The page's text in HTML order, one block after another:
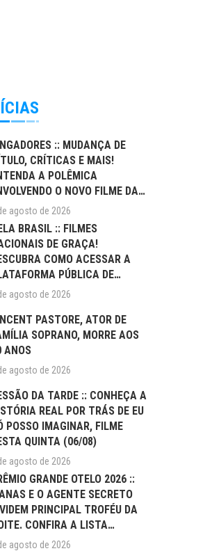
:: MUDANÇA DE
CRÍTICAS E MAIS!
A POLÊMICA
O NOVO FILME DA
agosto de 2026
BRASIL :: FILMES
DE GRAÇA!
COMO ACESSAR A
PÚBLICA DE
agosto de 2026
PASTORE, ATOR DE
SOPRANO, MORRE AOS
ANOS
agosto de 2026
DA TARDE :: CONHEÇA A
REAL POR TRÁS DE EU
POSSO IMAGINAR, FILME
QUINTA (06/08)
agosto de 2026
GRANDE OTELO 2026 ::
E O AGENTE SECRETO
PRINCIPAL TROFÉU DA
CONFIRA A LISTA
DE...
agosto de 2026